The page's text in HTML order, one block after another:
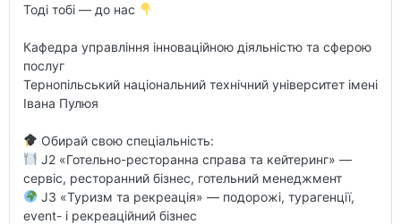
Тоді тобі — до нас
Кафедра управління інноваційною діяльністю та сферою
послуг
Тернопільський національний технічний університет імені
Івана Пулюя
Обирай свою спеціальність:
J2 «Готельно-ресторанна справа та кейтеринг» —
сервіс, ресторанний бізнес, готельний менеджмент
J3 «Туризм та рекреація» — подорожі, турагенції,
event- і рекреаційний бізнес